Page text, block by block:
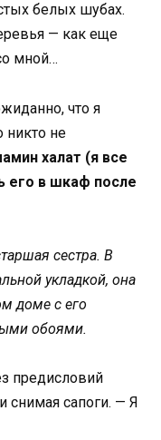
белых шубах.
— как еще
мной…
что я
никто не
халат (я все
его в шкаф после
сестра. В
укладкой, она
доме с его
обоями.
предисловий
снимая сапоги. — Я